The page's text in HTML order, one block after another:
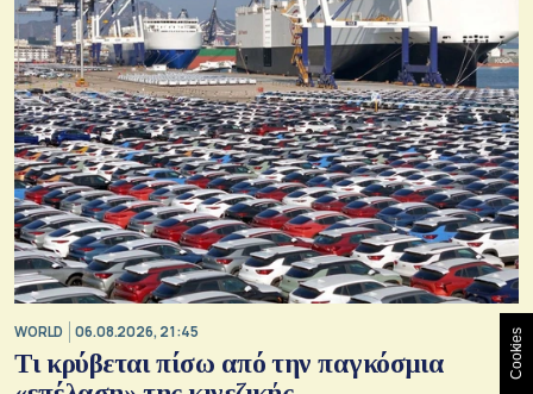
WORLD 06.08.2026, 21:45
Τι κρύβεται πίσω από την παγκόσμια
Cookies